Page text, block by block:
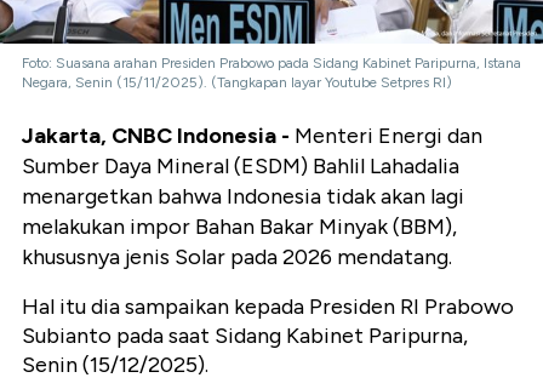
Foto: Suasana arahan Presiden Prabowo pada Sidang Kabinet Paripurna, Istana
Negara, Senin (15/11/2025). (Tangkapan layar Youtube Setpres RI)
Jakarta, CNBC Indonesia - Menteri Energi dan
Sumber Daya Mineral (ESDM) Bahlil Lahadalia
menargetkan bahwa Indonesia tidak akan lagi
melakukan impor Bahan Bakar Minyak (BBM),
khususnya jenis Solar pada 2026 mendatang.
Hal itu dia sampaikan kepada Presiden RI Prabowo
Subianto pada saat Sidang Kabinet Paripurna,
Senin (15/12/2025).